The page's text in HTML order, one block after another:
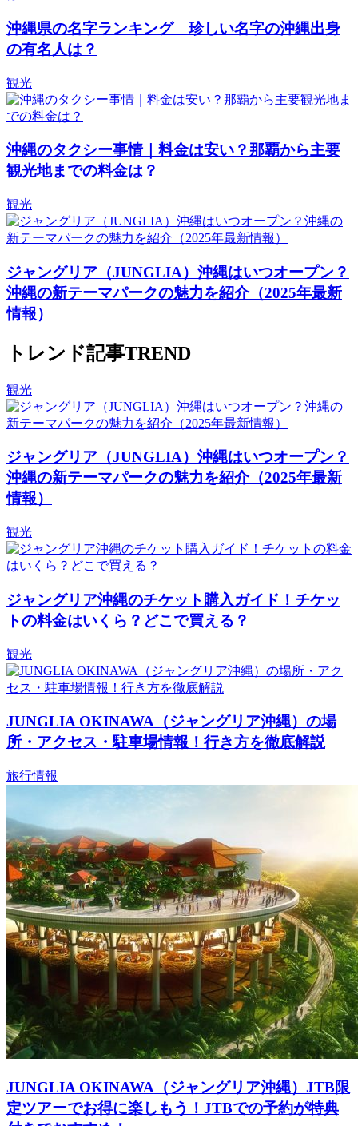
沖縄県の名字ランキング 珍しい名字の沖縄出身
の有名人は？
観光
沖縄のタクシー事情｜料金は安い？那覇から主要
観光地までの料金は？
観光
ジャングリア（JUNGLIA）沖縄はいつオープン？
沖縄の新テーマパークの魅力を紹介（2025年最新
情報）
トレンド記事TREND
観光
ジャングリア（JUNGLIA）沖縄はいつオープン？
沖縄の新テーマパークの魅力を紹介（2025年最新
情報）
観光
ジャングリア沖縄のチケット購入ガイド！チケッ
トの料金はいくら？どこで買える？
観光
JUNGLIA OKINAWA（ジャングリア沖縄）の場
所・アクセス・駐車場情報！行き方を徹底解説
旅行情報
JUNGLIA OKINAWA（ジャングリア沖縄）JTB限
定ツアーでお得に楽しもう！JTBでの予約が特典